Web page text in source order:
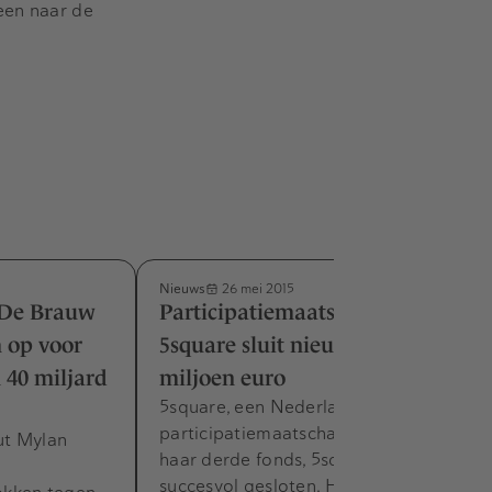
naar de
Brauw
op voor
40 miljard
Mylan
Nieuws 26 mei 2015
Participatiemaatschappij
5square sluit nieuw fonds van 40
miljoen euro
5square, een Nederlandse private
participatiemaatschappij, heeft recent
haar derde fonds, 5square FUND III,
succesvol gesloten. Het fonds…